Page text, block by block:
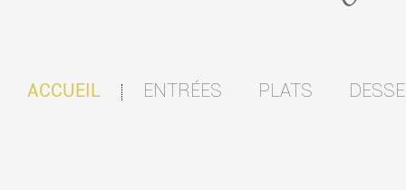
ACCUEIL ENTRÉES PLATS